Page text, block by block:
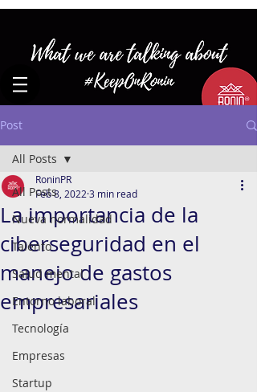
Post
All Posts
Nueva normalidad
Talento
Salud mental
Entorno laboral
Tecnología
Empresas
Startup
All Posts
La importancia de la
ciberseguridad en el
manejo de gastos
empresariales
RoninPR
Feb 8, 2022 3 min read